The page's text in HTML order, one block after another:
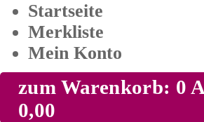
Startseite
Merkliste
Mein Konto
zum Warenkorb: 0
0,00